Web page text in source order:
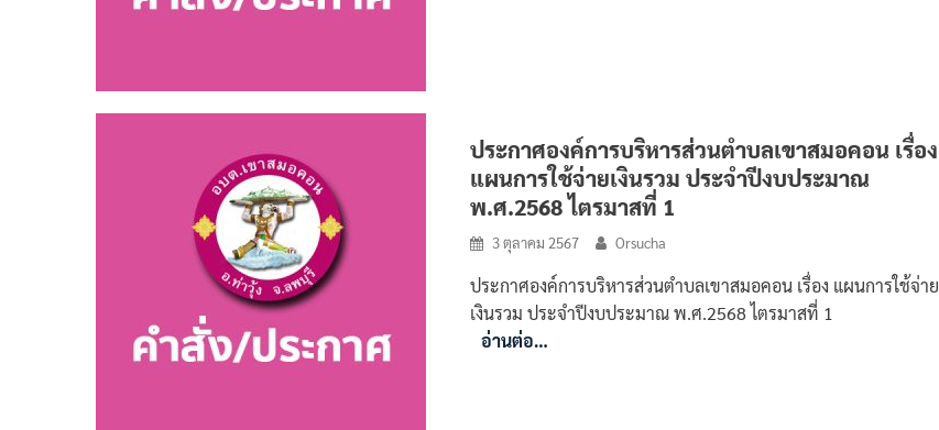
ประกาศองค์การบริหารส่วนตำบลเขาสมอคอน เรื่อง
แผนการใช้จ่ายเงินรวม ประจำปีงบประมาณ
พ.ศ.2568 ไตรมาสที่ 1
3 ตุลาคม 2567 Orsucha
ประกาศองค์การบริหารส่วนตำบลเขาสมอคอน เรื่อง แผนการใช้จ่าย
เงินรวม ประจำปีงบประมาณ พ.ศ.2568 ไตรมาสที่ 1
อ่านต่อ…